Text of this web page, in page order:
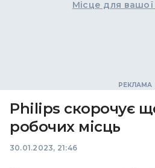
Місце для
Philips скорочує
робочих місць
30.01.2023, 21:46